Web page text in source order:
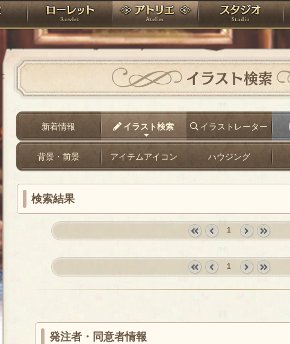
PandoraPartyProject
神殿 ローレット アトリエ
イラスト検索
新着情報 イラスト検索 イラストレーター
背景・前景 アイテムアイコン ハウジング
検索結果
first prev
1
›
»
1
発注者・同意者情報